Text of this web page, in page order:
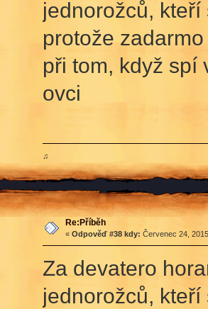
jednorožců,
protože
při tom, když spí
ovci
♫
Re:Příběh
« Odpověď #38 kdy: Červenec 24,
Za devatero
jednorožců,